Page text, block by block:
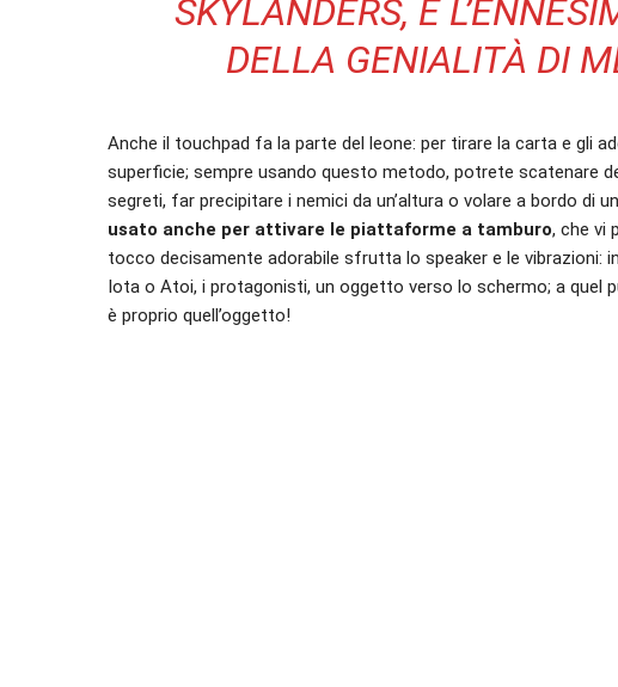
SKYLANDERS, È
DELLA GENIALITÀ DI
Anche il touchpad fa la parte del leone: per tirare la carta e gli
superficie; sempre usando questo metodo, potrete scatenare
segreti, far precipitare i nemici da un’altura o volare a bordo di
usato anche per attivare le piattaforme a tamburo, che vi
tocco decisamente adorabile sfrutta lo speaker e le vibrazioni:
Iota o Atoi, i protagonisti, un oggetto verso lo schermo; a quel
è proprio quell’oggetto!